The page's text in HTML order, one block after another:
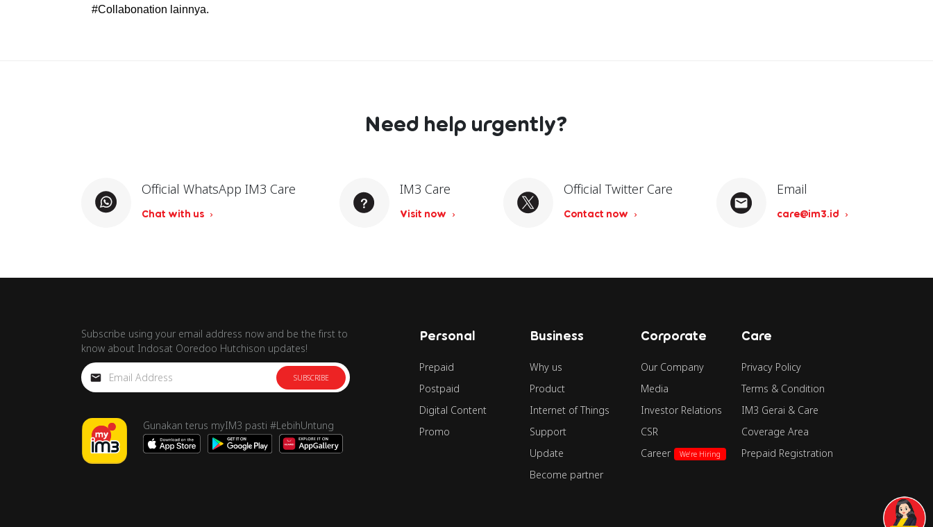
#Collabonation lainnya.
Need help urgently?
Official WhatsApp IM3 Care
Chat with us
IM3 Care
Visit now
Official Twitter Care
Contact now
Email
care@im3.id
Subscribe using your email address now and be the first to
know about Indosat Ooredoo Hutchison updates!
SUBSCRIBE
Gunakan terus myIM3 pasti #LebihUntung
Personal
Prepaid
Postpaid
Digital Content
Promo
Business
Why us
Product
Internet of Things
Support
Update
Become partner
Corporate
Our Company
Media
Investor Relations
CSR
Career
We're Hiring
Care
Privacy Policy
Terms & Condition
IM3 Gerai & Care
Coverage Area
Prepaid Registration